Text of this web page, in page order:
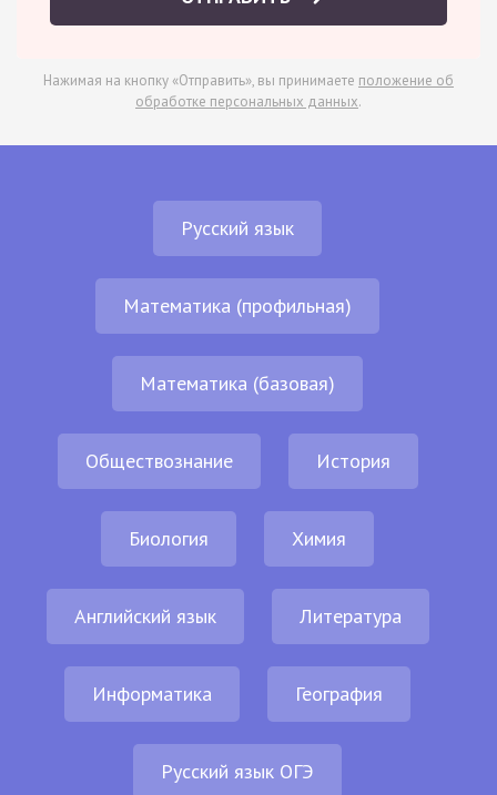
Нажимая на кнопку «Отправить», вы принимаете положение об
обработке персональных данных.
Русский язык
Математика (профильная)
Математика (базовая)
Обществознание История
Биология Химия
Английский язык Литература
Информатика География
Русский язык ОГЭ